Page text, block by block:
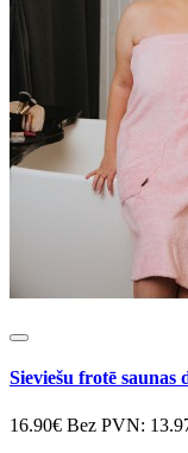
Sieviešu frotē
16.90€ Bez PVN: